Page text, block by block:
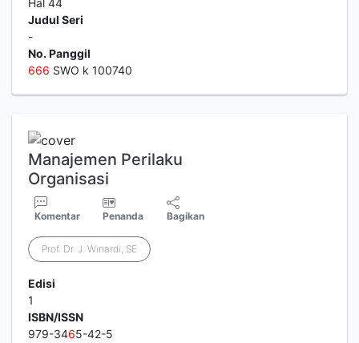
Judul Seri
-
No. Panggil
666 SWO k 100740
Manajemen Perilaku
Organisasi
Komentar Penanda Bagikan
Prof. Dr. J. Winardi, SE
Edisi
1
ISBN/ISSN
979-3465-42-5